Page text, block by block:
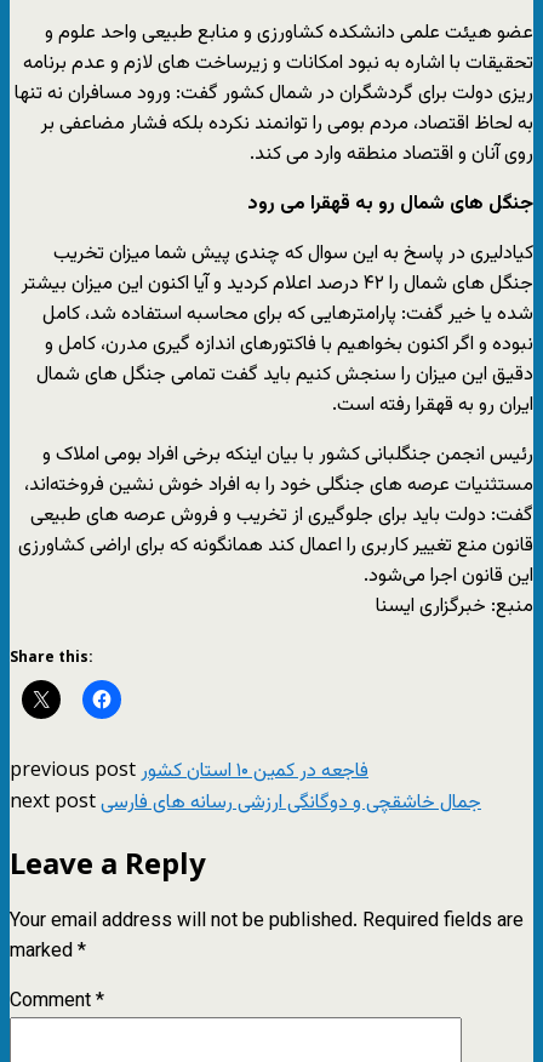
عضو هیئت علمی دانشکده کشاورزی و منابع طبیعی واحد علوم و
تحقیقات با اشاره به نبود امکانات و زیرساخت های لازم و عدم برنامه
ریزی دولت برای گردشگران در شمال کشور گفت: ورود مسافران نه تنها
به لحاظ اقتصاد، مردم بومی را توانمند نکرده بلکه فشار مضاعفی بر
روی آنان و اقتصاد منطقه وارد می کند.
جنگل های شمال رو به قهقرا می رود
کیادلیری در پاسخ به این سوال که چندی پیش شما میزان تخریب
جنگل های شمال را ۴۲ درصد اعلام کردید و آیا اکنون این میزان بیشتر
شده یا خیر گفت: پارامترهایی که برای محاسبه استفاده شد، کامل
نبوده و اگر اکنون بخواهیم با فاکتورهای اندازه گیری مدرن، کامل و
دقیق این میزان را سنجش کنیم باید گفت تمامی جنگل های شمال
ایران رو به قهقرا رفته است.
رئیس انجمن جنگلبانی کشور با بیان اینکه برخی افراد بومی املاک و
مستثنیات عرصه های جنگلی خود را به افراد خوش نشین فروخته‌اند،
گفت: دولت باید برای جلوگیری از تخریب و فروش عرصه های طبیعی
قانون منع تغییر کاربری را اعمال کند همانگونه که برای اراضی کشاورزی
این قانون اجرا می‌شود.
منبع: خبرگزاری ایسنا
Share this:
previous post فاجعه در کمین ۱۰ استان کشور
next postجمال خاشقچی و دوگانگی ارزشی رسانه های فارسی
Leave a Reply
Your email address will not be published. Required fields are
marked*
Comment*